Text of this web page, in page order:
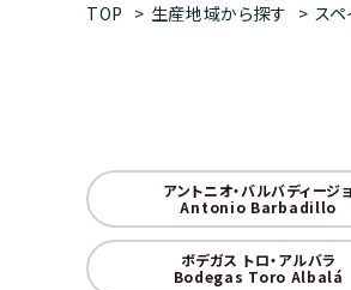
オレンジワイン
南アフリカ
アルゼンチン
7,000～7,999円
株式会社VIVIT
BMO株式会社
TOP > 生産地域から探す > スペ
アントニオ・バルバディージョ
Antonio Barbadillo
ボデガス トロ・アルバラ
Bodegas Toro Albalá